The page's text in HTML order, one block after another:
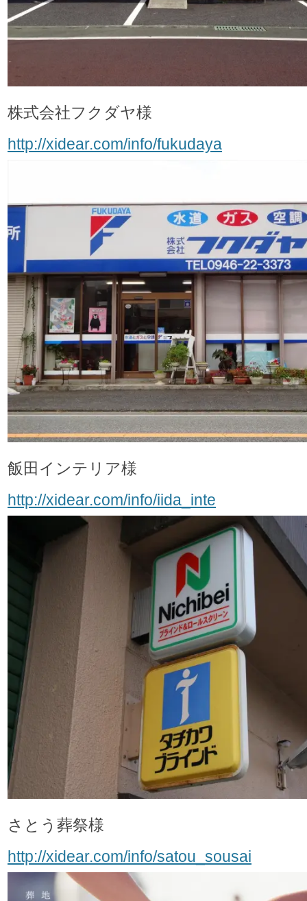
株式会社フクダヤ様
http://xidear.com/info/fukudaya
飯田インテリア様
http://xidear.com/info/iida_inte
さとう葬祭様
http://xidear.com/info/satou_sousai